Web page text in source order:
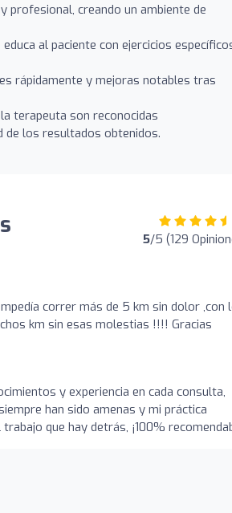
profesional, creando un ambiente de
al paciente con ejercicios
rápidamente y mejoras notables tras
terapeuta son reconocidas
de los resultados obtenidos.
5/5 (129
correr más de 5 km sin dolor ,con
km sin esas molestias !!!! Gracias
y experiencia en cada consulta,
han sido amenas y mi práctica
que hay detrás, ¡100%